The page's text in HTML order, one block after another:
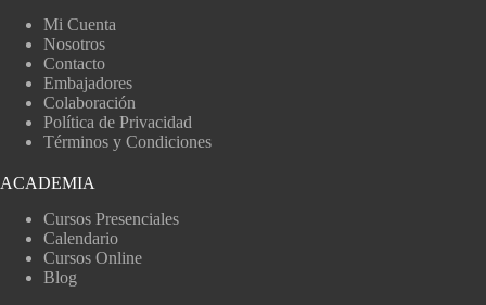
Mi Cuenta
Nosotros
Contacto
Embajadores
Colaboración
Política de Privacidad
Términos y Condiciones
ACADEMIA
Cursos Presenciales
Calendario
Cursos Online
Blog